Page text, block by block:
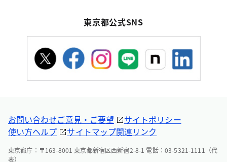
東京都公式SNS
お問い合わせご意見・ご要望
サイトポリシー
使い方ヘルプ
サイトマップ関連リンク
東京都庁：〒163-8001 東京都新宿区西新宿2-8-1 電話：03-5321-1111（代
表）